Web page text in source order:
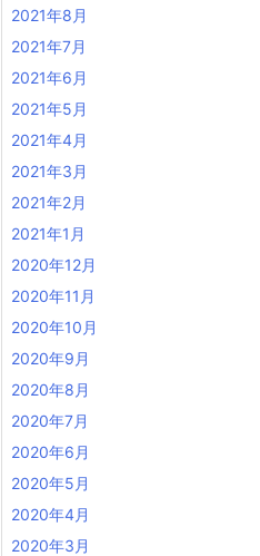
2021年8月
2021年7月
2021年6月
2021年5月
2021年4月
2021年3月
2021年2月
2021年1月
2020年12月
2020年11月
2020年10月
2020年9月
2020年8月
2020年7月
2020年6月
2020年5月
2020年4月
2020年3月